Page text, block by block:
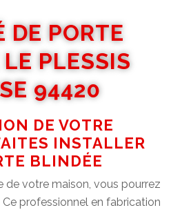
DE PORTE
PLESSIS
94420
DE VOTRE
INSTALLER
BLINDÉE
de votre maison, vous pourrez
professionnel en fabrication